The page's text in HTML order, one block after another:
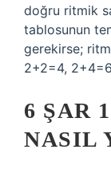
doğru ritmik
tablosunun
gerekirse;
2+2=4,
6 ŞAR
NASIL